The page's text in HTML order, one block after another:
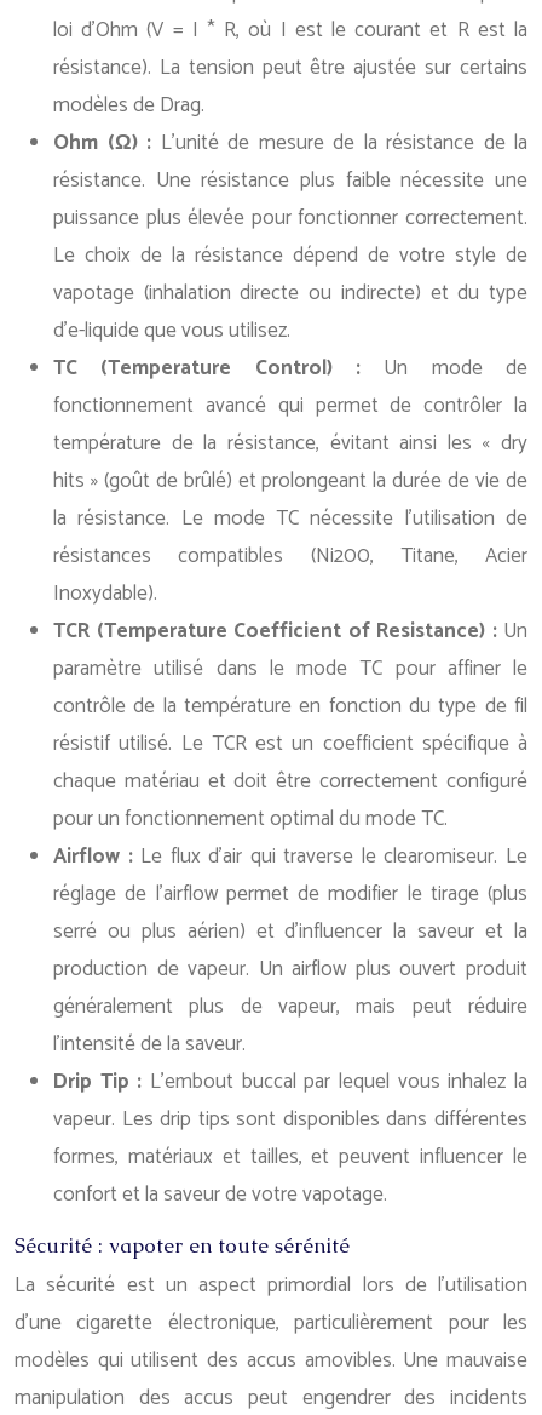
loi d’Ohm (V = I * R, où I est le courant et R est la
résistance). La tension peut être ajustée sur certains
modèles de Drag.
Ohm (Ω) : L’unité de mesure de la résistance de la
résistance. Une résistance plus faible nécessite une
puissance plus élevée pour fonctionner correctement.
Le choix de la résistance dépend de votre style de
vapotage (inhalation directe ou indirecte) et du type
d’e-liquide que vous utilisez.
TC (Temperature Control) : Un mode de
fonctionnement avancé qui permet de contrôler la
température de la résistance, évitant ainsi les « dry
hits » (goût de brûlé) et prolongeant la durée de vie de
la résistance. Le mode TC nécessite l’utilisation de
résistances compatibles (Ni200, Titane, Acier
Inoxydable).
TCR (Temperature Coefficient of Resistance) : Un
paramètre utilisé dans le mode TC pour affiner le
contrôle de la température en fonction du type de fil
résistif utilisé. Le TCR est un coefficient spécifique à
chaque matériau et doit être correctement configuré
pour un fonctionnement optimal du mode TC.
Airflow : Le flux d’air qui traverse le clearomiseur. Le
réglage de l’airflow permet de modifier le tirage (plus
serré ou plus aérien) et d’influencer la saveur et la
production de vapeur. Un airflow plus ouvert produit
généralement plus de vapeur, mais peut réduire
l’intensité de la saveur.
Drip Tip : L’embout buccal par lequel vous inhalez la
vapeur. Les drip tips sont disponibles dans différentes
formes, matériaux et tailles, et peuvent influencer le
confort et la saveur de votre vapotage.
Sécurité : vapoter en toute sérénité
La sécurité est un aspect primordial lors de l’utilisation
d’une cigarette électronique, particulièrement pour les
modèles qui utilisent des accus amovibles. Une mauvaise
manipulation des accus peut engendrer des incidents